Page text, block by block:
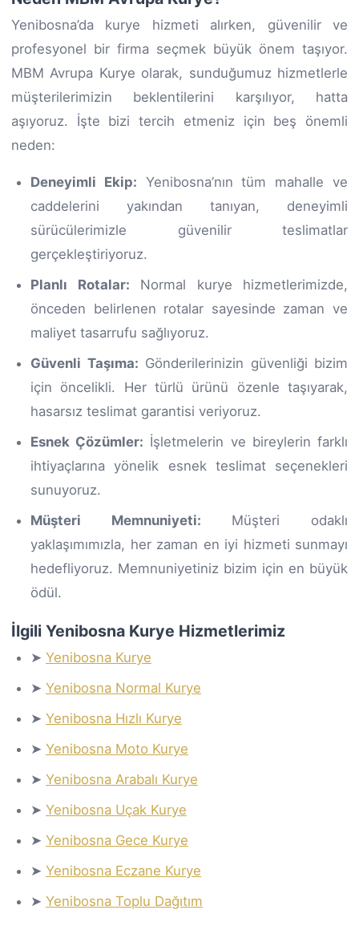
Yenibosna’da kurye hizmeti alırken, güvenilir ve
profesyonel bir firma seçmek büyük önem taşıyor.
MBM Avrupa Kurye olarak, sunduğumuz hizmetlerle
müşterilerimizin beklentilerini karşılıyor, hatta
aşıyoruz. İşte bizi tercih etmeniz için beş önemli
neden:
Deneyimli Ekip: Yenibosna’nın tüm mahalle ve
caddelerini yakından tanıyan, deneyimli
sürücülerimizle güvenilir teslimatlar
gerçekleştiriyoruz.
Planlı Rotalar: Normal kurye hizmetlerimizde,
önceden belirlenen rotalar sayesinde zaman ve
maliyet tasarrufu sağlıyoruz.
Güvenli Taşıma: Gönderilerinizin güvenliği bizim
için öncelikli. Her türlü ürünü özenle taşıyarak,
hasarsız teslimat garantisi veriyoruz.
Esnek Çözümler: İşletmelerin ve bireylerin farklı
ihtiyaçlarına yönelik esnek teslimat seçenekleri
sunuyoruz.
Müşteri Memnuniyeti: Müşteri odaklı
yaklaşımımızla, her zaman en iyi hizmeti sunmayı
hedefliyoruz. Memnuniyetiniz bizim için en büyük
ödül.
İlgili Yenibosna Kurye Hizmetlerimiz
➤ Yenibosna Kurye
➤ Yenibosna Normal Kurye
➤ Yenibosna Hızlı Kurye
➤ Yenibosna Moto Kurye
➤ Yenibosna Arabalı Kurye
➤ Yenibosna Uçak Kurye
➤ Yenibosna Gece Kurye
➤ Yenibosna Eczane Kurye
➤ Yenibosna Toplu Dağıtım